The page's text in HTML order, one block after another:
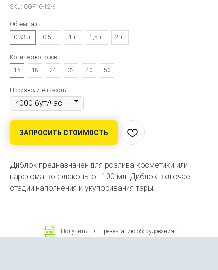
SKU: CGF16-12-6
Объем тары
0,33 л.
0,5 л. 1 л. 1,5 л. 2 л.
Количество голов
16
18 24 32 40 50
Производительность
ЗАПРОСИТЬ СТОИМОСТЬ
Диблок предназначен для розлива косметики или
парфюма во флаконы от 100 мл. Диблок включает
стадии наполнения и укупоривания тары.
Получить PDF презентацию оборудования